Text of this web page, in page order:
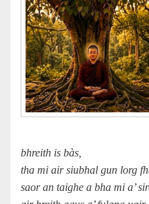
bhreith is bàs,
tha mi air siubhal gun lorg
saor an taighe a bha mi a’